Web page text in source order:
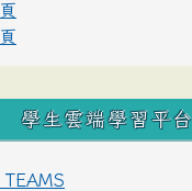
學生雲端學習平台